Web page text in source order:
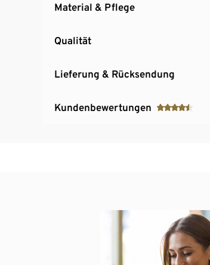
Material & Pflege
Qualität
Lieferung & Rücksendung
Kundenbewertungen